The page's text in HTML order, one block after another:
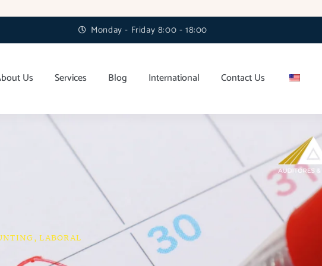
Monday - Friday 8:00 - 18:00
Us Services Blog International Contact Us
,LABORAL